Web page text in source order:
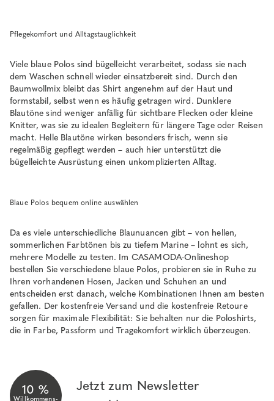
Pflegekomfort und Alltagstauglichkeit
Viele blaue Polos sind bügelleicht verarbeitet, sodass sie nach
dem Waschen schnell wieder einsatzbereit sind. Durch den
Baumwollmix bleibt das Shirt angenehm auf der Haut und
formstabil, selbst wenn es häufig getragen wird. Dunklere
Blautöne sind weniger anfällig für sichtbare Flecken oder kleine
Knitter, was sie zu idealen Begleitern für längere Tage oder Reisen
macht. Helle Blautöne wirken besonders frisch, wenn sie
regelmäßig gepflegt werden – auch hier unterstützt die
bügelleichte Ausrüstung einen unkomplizierten Alltag.
Blaue Polos bequem online auswählen
Da es viele unterschiedliche Blaunuancen gibt – von hellen,
sommerlichen Farbtönen bis zu tiefem Marine – lohnt es sich,
mehrere Modelle zu testen. Im CASAMODA-Onlineshop
bestellen Sie verschiedene blaue Polos, probieren sie in Ruhe zu
Ihren vorhandenen Hosen, Jacken und Schuhen an und
entscheiden erst danach, welche Kombinationen Ihnen am besten
gefallen. Der kostenfreie Versand und die kostenfreie Retoure
sorgen für maximale Flexibilität: Sie behalten nur die Poloshirts,
die in Farbe, Passform und Tragekomfort wirklich überzeugen.
10 %
Willkommens-
Jetzt zum Newsletter